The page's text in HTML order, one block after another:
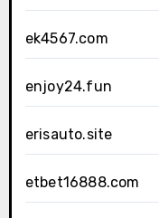
ek4567.com
enjoy24.fun
erisauto.site
etbet16888.com